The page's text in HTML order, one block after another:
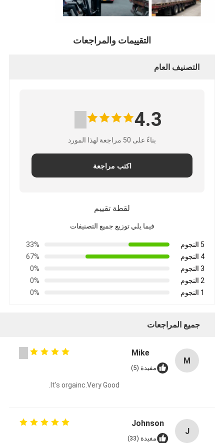
التقييمات والمراجعات
التصنيف العام
4.3
بناءً على 50 مراجعة لهذا المورد
اكتب مراجعة
لقطة تقييم
فيما يلي توزيع جميع التصنيفات
5 النجوم
33%
4 النجوم
67%
3 النجوم
0%
2 النجوم
0%
1 النجوم
0%
جميع المراجعات
M
Mike
مفيدة (5)
It's orgainc.Very Good.
J
Johnson
مفيدة (33)